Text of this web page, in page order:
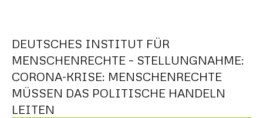
DEUTSCHES INSTITUT FÜR
MENSCHENRECHTE – STELLUNGNAHME:
CORONA-KRISE: MENSCHENRECHTE
MÜSSEN DAS POLITISCHE HANDELN
LEITEN